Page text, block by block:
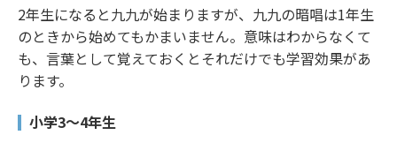
2年生になると九九が始まりますが、九九の暗唱は1年生
のときから始めてもかまいません。意味はわからなくて
も、言葉として覚えておくとそれだけでも学習効果があ
ります。
小学3～4年生